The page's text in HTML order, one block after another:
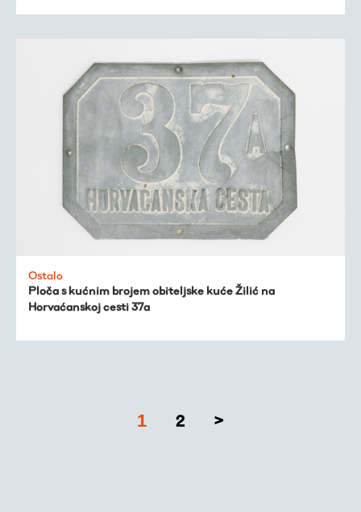
Ostalo
Ploča s kućnim brojem obiteljske kuće Žilić na
Horvaćanskoj cesti 37a
1 2 >